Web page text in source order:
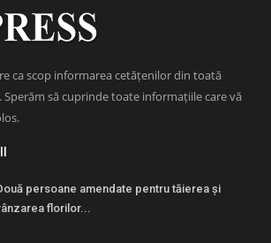
ca scop informarea cetățenilor din toată
Sperăm să cuprinde toate informațiile care vă
persoane amendate pentru tăierea și
florilor...